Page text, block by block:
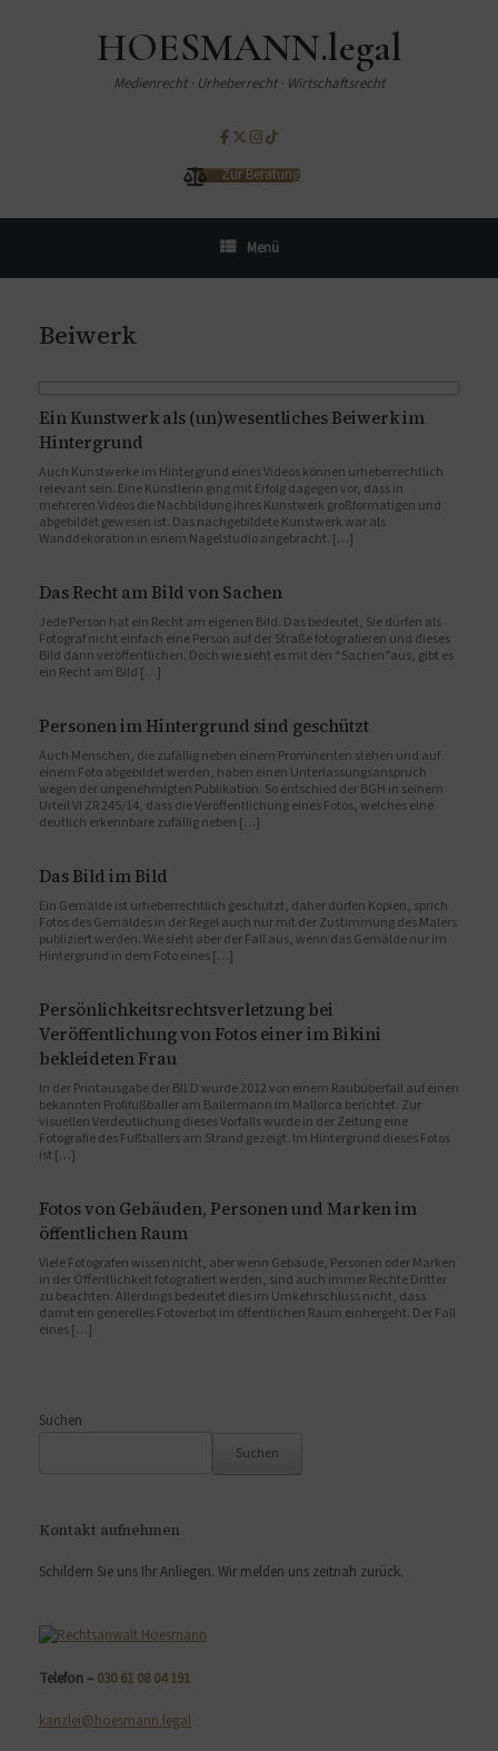
HOESMANN.legal
Medienrecht · Urheberrecht · Wirtschaftsrecht
Zur Beratung
Menü
Beiwerk
Ein Kunstwerk als (un)wesentliches Beiwerk im
Hintergrund
Auch Kunstwerke im Hintergrund eines Videos können urheberrechtlich
relevant sein. Eine Künstlerin ging mit Erfolg dagegen vor, dass in
mehreren Videos die Nachbildung ihres Kunstwerk großformatigen und
abgebildet gewesen ist. Das nachgebildete Kunstwerk war als
Wanddekoration in einem Nagelstudio angebracht. […]
Das Recht am Bild von Sachen
Jede Person hat ein Recht am eigenen Bild. Das bedeutet, Sie dürfen als
Fotograf nicht einfach eine Person auf der Straße fotografieren und dieses
Bild dann veröffentlichen. Doch wie sieht es mit den “Sachen”aus, gibt es
ein Recht am Bild […]
Personen im Hintergrund sind geschützt
Auch Menschen, die zufällig neben einem Prominenten stehen und auf
einem Foto abgebildet werden, haben einen Unterlassungsanspruch
wegen der ungenehmigten Publikation. So entschied der BGH in seinem
Urteil VI ZR 245/14, dass die Veröffentlichung eines Fotos, welches eine
deutlich erkennbare zufällig neben […]
Das Bild im Bild
Ein Gemälde ist urheberrechtlich geschützt, daher dürfen Kopien, sprich
Fotos des Gemäldes in der Regel auch nur mit der Zustimmung des Malers
publiziert werden. Wie sieht aber der Fall aus, wenn das Gemälde nur im
Hintergrund in dem Foto eines […]
Persönlichkeitsrechtsverletzung bei
Veröffentlichung von Fotos einer im Bikini
bekleideten Frau
In der Printausgabe der BILD wurde 2012 von einem Raubüberfall auf einen
bekannten Profifußballer am Ballermann im Mallorca berichtet. Zur
visuellen Verdeutlichung dieses Vorfalls wurde in der Zeitung eine
Fotografie des Fußballers am Strand gezeigt. Im Hintergrund dieses Fotos
ist […]
Fotos von Gebäuden, Personen und Marken im
öffentlichen Raum
Viele Fotografen wissen nicht, aber wenn Gebäude, Personen oder Marken
in der Öffentlichkeit fotografiert werden, sind auch immer Rechte Dritter
zu beachten. Allerdings bedeutet dies im Umkehrschluss nicht, dass
damit ein generelles Fotoverbot im öffentlichen Raum einhergeht. Der Fall
eines […]
Suchen
Suchen
Kontakt aufnehmen
Schildern Sie uns Ihr Anliegen. Wir melden uns zeitnah zurück.
Telefon – 030 61 08 04 191
kanzlei@hoesmann.legal